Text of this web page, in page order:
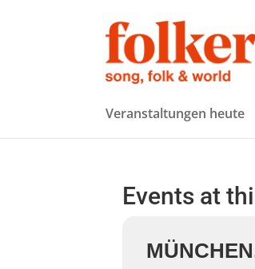
Veranstaltungen heute
Events at